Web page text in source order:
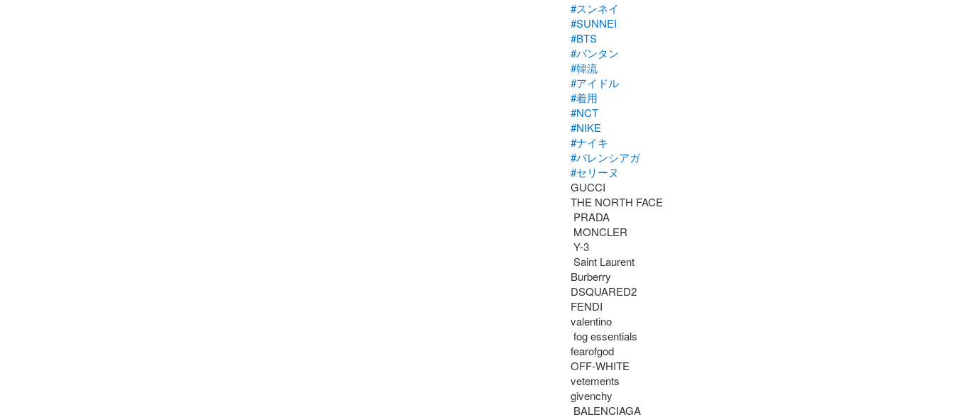
#スンネイ
#SUNNEI
#BTS
#バンタン
#韓流
#アイドル
#着用
#NCT
#NIKE
#ナイキ
#バレンシアガ
#セリーヌ
GUCCI
THE NORTH FACE
Burberry
DSQUARED2
FENDI
valentino
fearofgod
OFF-WHITE
vetements
givenchy